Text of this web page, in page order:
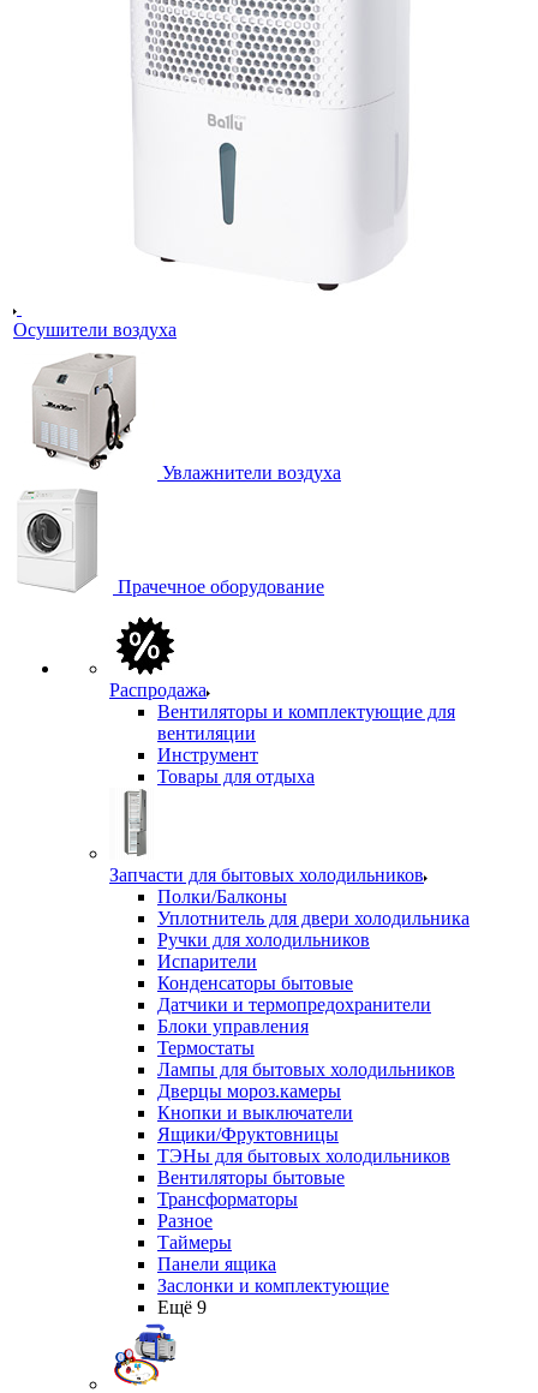
Осушители воздуха
Увлажнители воздуха
Прачечное оборудование
Распродажа
Вентиляторы и комплектующие для
вентиляции
Инструмент
Товары для отдыха
Запчасти для бытовых холодильников
Полки/Балконы
Уплотнитель для двери холодильника
Ручки для холодильников
Испарители
Конденсаторы бытовые
Датчики и термопредохранители
Блоки управления
Термостаты
Лампы для бытовых холодильников
Дверцы мороз.камеры
Кнопки и выключатели
Ящики/Фруктовницы
ТЭНы для бытовых холодильников
Вентиляторы бытовые
Трансформаторы
Разное
Таймеры
Панели ящика
Заслонки и комплектующие
Ещё 9